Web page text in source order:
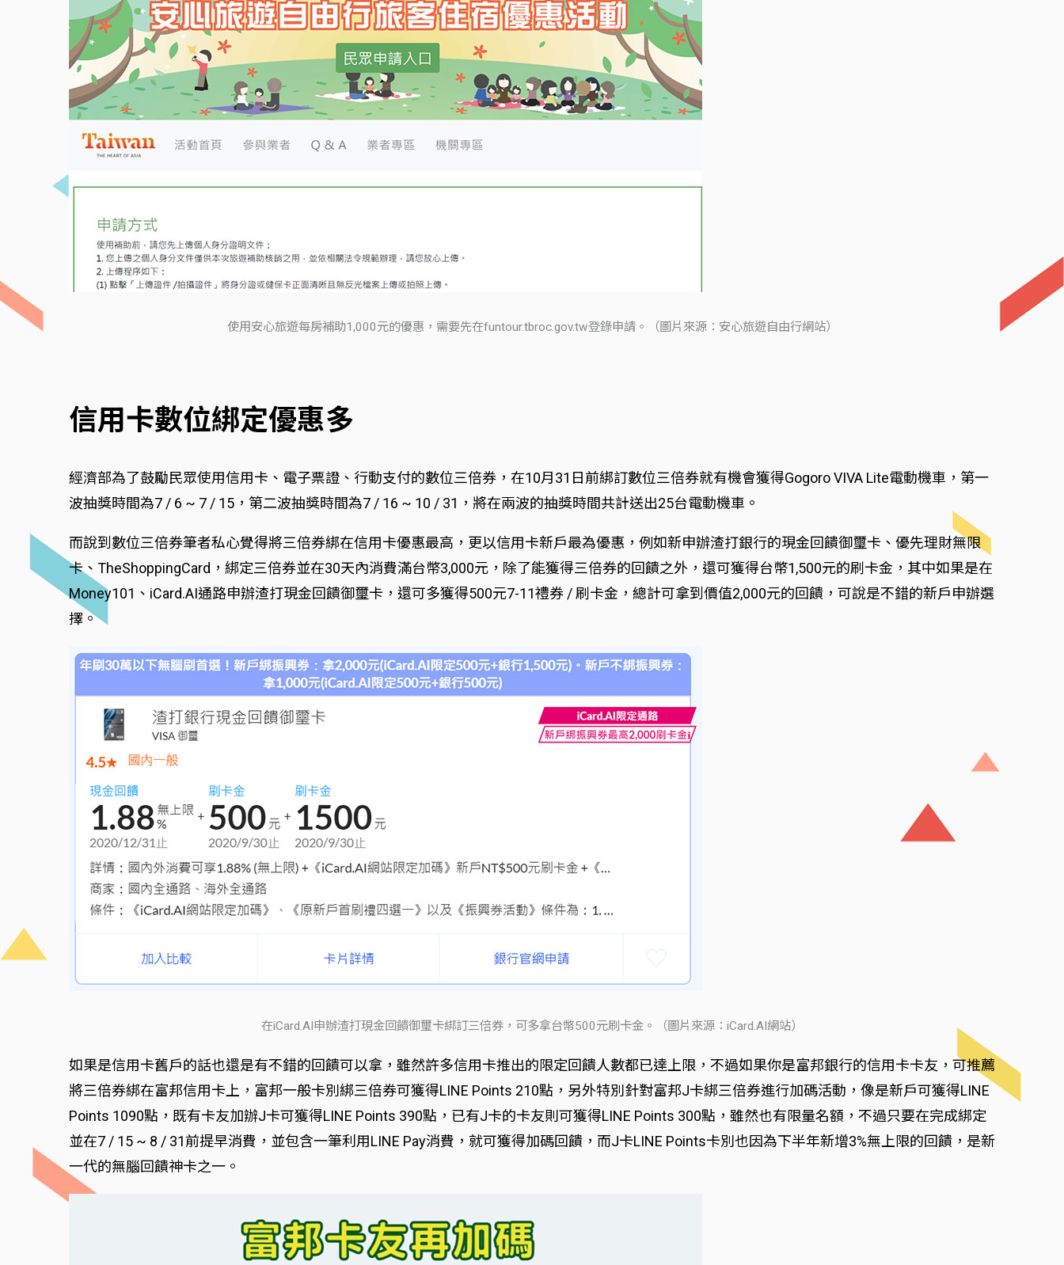
使用安心旅遊每房補助1,000元的優惠，需要先在funtour.tbroc.gov.tw登錄申請。（圖片來源：安心旅遊自由行網站）
信用卡數位綁定優惠多
經濟部為了鼓勵民眾使用信用卡、電子票證、行動支付的數位三倍券，在10月31日前綁訂數位三倍券就有機會獲得Gogoro VIVA Lite電動機車，第一
波抽獎時間為7 / 6 ~ 7 / 15，第二波抽獎時間為7 / 16 ~ 10 / 31，將在兩波的抽獎時間共計送出25台電動機車。
而說到數位三倍券筆者私心覺得將三倍券綁在信用卡優惠最高，更以信用卡新戶最為優惠，例如新申辦渣打銀行的現金回饋御璽卡、優先理財無限
卡、TheShoppingCard，綁定三倍券並在30天內消費滿台幣3,000元，除了能獲得三倍券的回饋之外，還可獲得台幣1,500元的刷卡金，其中如果是在
Money101、iCard.AI通路申辦渣打現金回饋御璽卡，還可多獲得500元7-11禮券 / 刷卡金，總計可拿到價值2,000元的回饋，可說是不錯的新戶申辦選
擇。
在iCard.AI申辦渣打現金回饋御璽卡綁訂三倍券，可多拿台幣500元刷卡金。（圖片來源：iCard.AI網站）
如果是信用卡舊戶的話也還是有不錯的回饋可以拿，雖然許多信用卡推出的限定回饋人數都已達上限，不過如果你是富邦銀行的信用卡卡友，可推薦
將三倍券綁在富邦信用卡上，富邦一般卡別綁三倍券可獲得LINE Points 210點，另外特別針對富邦J卡綁三倍券進行加碼活動，像是新戶可獲得LINE
Points 1090點，既有卡友加辦J卡可獲得LINE Points 390點，已有J卡的卡友則可獲得LINE Points 300點，雖然也有限量名額，不過只要在完成綁定
並在7 / 15 ~ 8 / 31前提早消費，並包含一筆利用LINE Pay消費，就可獲得加碼回饋，而J卡LINE Points卡別也因為下半年新增3%無上限的回饋，是新
一代的無腦回饋神卡之一。